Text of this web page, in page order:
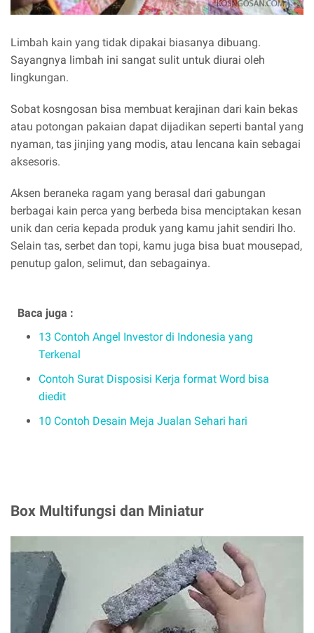
Limbah kain yang tidak dipakai biasanya dibuang.
Sayangnya limbah ini sangat sulit untuk diurai oleh
lingkungan.
Sobat kosngosan bisa membuat kerajinan dari kain bekas
atau potongan pakaian dapat dijadikan seperti bantal yang
nyaman, tas jinjing yang modis, atau lencana kain sebagai
aksesoris.
Aksen beraneka ragam yang berasal dari gabungan
berbagai kain perca yang berbeda bisa menciptakan kesan
unik dan ceria kepada produk yang kamu jahit sendiri lho.
Selain tas, serbet dan topi, kamu juga bisa buat mousepad,
penutup galon, selimut, dan sebagainya.
Baca juga :
13 Contoh Angel Investor di Indonesia yang
Terkenal
Contoh Surat Disposisi Kerja format Word bisa
diedit
10 Contoh Desain Meja Jualan Sehari hari
Box Multifungsi dan Miniatur